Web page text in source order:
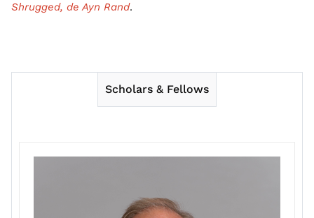
Shrugged, de Ayn Rand.
Scholars & Fellows